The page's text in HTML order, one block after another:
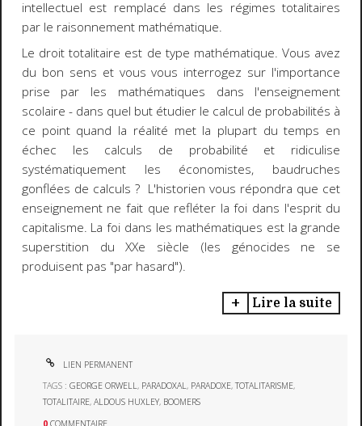
intellectuel est remplacé dans les régimes totalitaires
par le raisonnement mathématique.
Le droit totalitaire est de type mathématique. Vous avez
du bon sens et vous vous interrogez sur l'importance
prise par les mathématiques dans l'enseignement
scolaire - dans quel but étudier le calcul de probabilités à
ce point quand la réalité met la plupart du temps en
échec les calculs de probabilité et ridiculise
systématiquement les économistes, baudruches
gonflées de calculs ? L'historien vous répondra que cet
enseignement ne fait que refléter la foi dans l'esprit du
capitalisme. La foi dans les mathématiques est la grande
superstition du XXe siècle (les génocides ne se
produisent pas "par hasard").
Lire la suite
LIEN PERMANENT
TAGS :GEORGE ORWELL, PARADOXAL, PARADOXE,TOTALITARISME,
TOTALITAIRE,ALDOUS HUXLEY, BOOMERS
0 COMMENTAIRE